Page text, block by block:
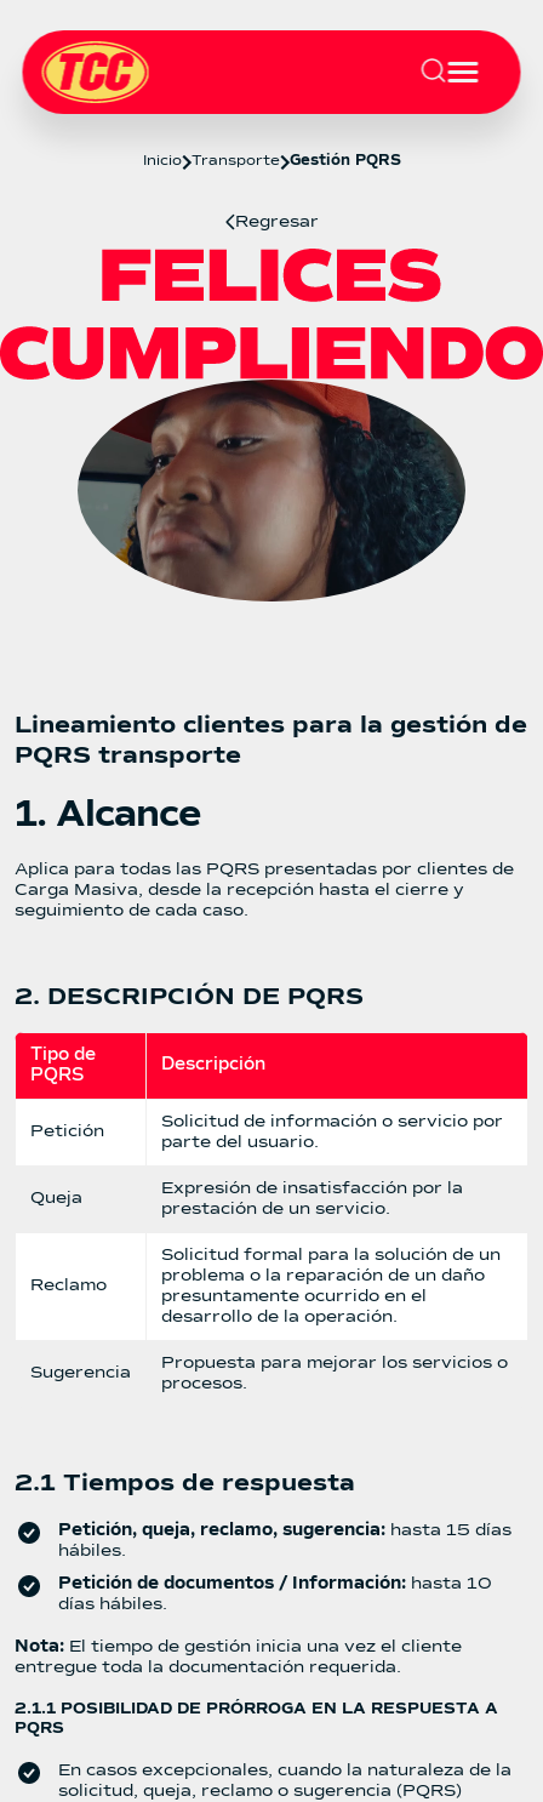
Inicio Transporte Gestión PQRS
Regresar
Gestión PQRS
Lineamiento clientes para la gestión de
PQRS transporte
1. Alcance
Aplica para todas las PQRS presentadas por clientes de
Carga Masiva, desde la recepción hasta el cierre y
seguimiento de cada caso.
2. DESCRIPCIÓN DE PQRS
Tipo de
PQRS
Descripción
Petición
Solicitud de información o servicio por
parte del usuario.
Queja
Expresión de insatisfacción por la
prestación de un servicio.
Reclamo
Solicitud formal para la solución de un
problema o la reparación de un daño
presuntamente ocurrido en el
desarrollo de la operación.
Sugerencia
Propuesta para mejorar los servicios o
procesos.
2.1 Tiempos de respuesta
Petición, queja, reclamo, sugerencia: hasta 15 días
hábiles.
Petición de documentos / Información: hasta 10
días hábiles.
Nota: El tiempo de gestión inicia una vez el cliente
entregue toda la documentación requerida.
2.1.1 POSIBILIDAD DE PRÓRROGA EN LA RESPUESTA A
PQRS
En casos excepcionales, cuando la naturaleza de la
solicitud, queja, reclamo o sugerencia (PQRS)